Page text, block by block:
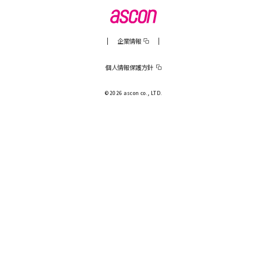
企業情報
個人情報保護方針
© 2026 ascon co., LTD.